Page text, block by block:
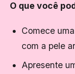
O que você
Comece
com a pele
Apresente